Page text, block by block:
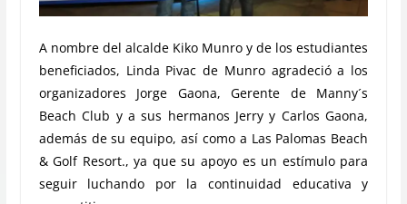
A nombre del alcalde Kiko Munro y de los estudiantes
beneficiados, Linda Pivac de Munro agradeció a los
organizadores Jorge Gaona, Gerente de Manny´s
Beach Club y a sus hermanos Jerry y Carlos Gaona,
además de su equipo, así como a Las Palomas Beach
& Golf Resort., ya que su apoyo es un estímulo para
seguir luchando por la continuidad educativa y